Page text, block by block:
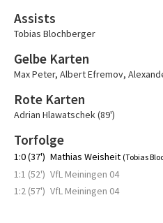
Assists
Tobias Blochberger
Gelbe Karten
Max Peter, Albert Efremov,
Rote Karten
Adrian Hlawatschek (89')
Torfolge
1:0 (37') Mathias Weisheit (Tobias
1:1 (52') VfL Meiningen 04
1:2 (57') VfL Meiningen 04